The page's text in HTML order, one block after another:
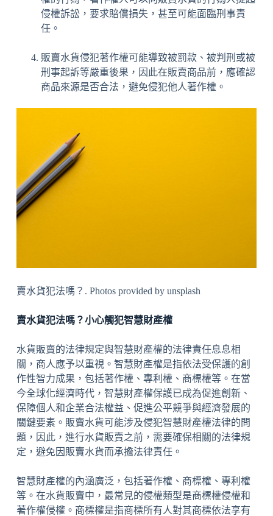
侵權訴訟，要求賠償損失，甚至可能面臨刑事責
任。
販賣水貨侵犯著作權可能導致被罰款、被判刑或被
刑事起訴等嚴重後果，因此在販賣商品前，應確認
商品來源是否合法，避免侵犯他人著作權。
賣水貨犯法嗎？. Photos provided by unsplash
賣水貨犯法嗎？小心觸犯智慧財產權
水貨販賣的法律規定與智慧財產權的法律責任息息相
關，商人應予以重視。智慧財產權是指依法受保護的創
作性智力成果，包括著作權、專利權、商標權等。在當
今全球化經濟時代，智慧財產權保護已成為促進創新、
保障個人和企業合法權益、促進公平競爭與經濟發展的
關鍵要素。販賣水貨可能涉及侵犯智慧財產權法律的問
題，因此，進行水貨販賣之前，需要確保相關的法律規
定，避免因販賣水貨而承擔法律責任。
智慧財產權的內涵廣泛，包括著作權、商標權、專利權
等。在水貨販賣中，最常見的侵權類型是商標權侵權和
著作權侵權。商標權是指商標所有人對其商標依法享有